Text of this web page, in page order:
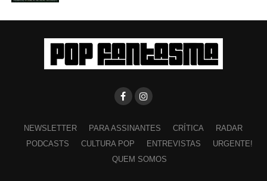
NEWSLETTER PARA ASSINANTES CRÍTICA
RADAR
PODCASTS
CULTURA POP ENTREVISTAS
URGENTE!
QUEM SOMOS